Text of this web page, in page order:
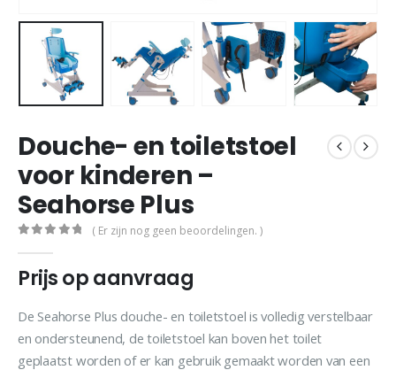
Douche- en toiletstoel
voor kinderen –
Seahorse Plus
( Er zijn nog geen beoordelingen. )
Prijs op aanvraag
De Seahorse Plus douche- en toiletstoel is volledig verstelbaar
en ondersteunend, de toiletstoel kan boven het toilet
geplaatst worden of er kan gebruik gemaakt worden van een